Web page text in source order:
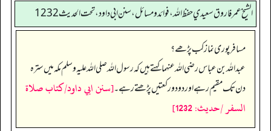
الشيخ عمر فاروق سعيدي حفظ الله، فوائد و مسائل، سنن ابي داود ، تحت الحديث 1232
مسافر پوری نماز کب پڑھے؟
عبداللہ بن عباس رضی اللہ عنہما کہتے ہیں کہ رسول اللہ صلی اللہ علیہ وسلم مکہ میں سترہ
دن تک مقیم رہے اور دو دو رکعتیں پڑھتے رہے۔[سنن ابي داود/كتاب صلاة
السفر /حدیث: 1232]